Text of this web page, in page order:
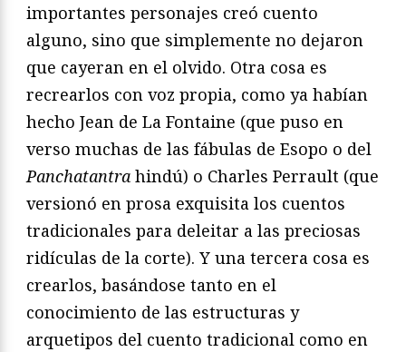
importantes personajes creó cuento
alguno, sino que simplemente no dejaron
que cayeran en el olvido. Otra cosa es
recrearlos con voz propia, como ya habían
hecho Jean de La Fontaine (que puso en
verso muchas de las fábulas de Esopo o del
Panchatantra hindú) o Charles Perrault (que
versionó en prosa exquisita los cuentos
tradicionales para deleitar a las preciosas
ridículas de la corte). Y una tercera cosa es
crearlos, basándose tanto en el
conocimiento de las estructuras y
arquetipos del cuento tradicional como en